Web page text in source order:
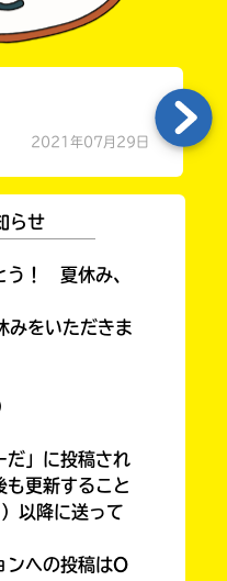
2021年07月29日
らせ
う！ 夏休み、
みをいただきま
だ」に投稿され
も更新すること
以降に送って
ンへの投稿はO